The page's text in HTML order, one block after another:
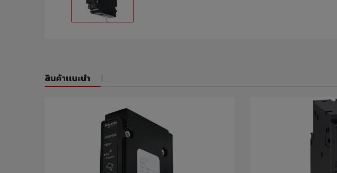
สินค้าเเนะนำ